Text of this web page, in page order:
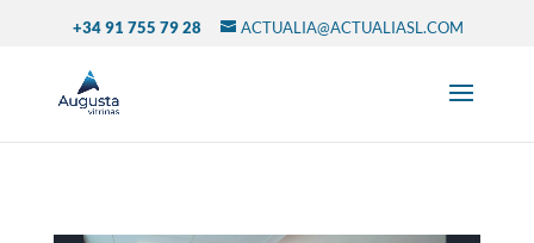
+34 91 755 79 28 ACTUALIA@ACTUALIASL.COM